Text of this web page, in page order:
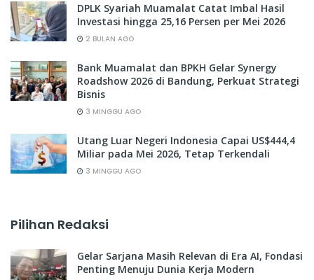
DPLK Syariah Muamalat Catat Imbal Hasil
Investasi hingga 25,16 Persen per Mei 2026
2 BULAN AGO
Bank Muamalat dan BPKH Gelar Synergy
Roadshow 2026 di Bandung, Perkuat Strategi
Bisnis
3 MINGGU AGO
Utang Luar Negeri Indonesia Capai US$444,4
Miliar pada Mei 2026, Tetap Terkendali
3 MINGGU AGO
Pilihan Redaksi
Gelar Sarjana Masih Relevan di Era AI, Fondasi
Penting Menuju Dunia Kerja Modern